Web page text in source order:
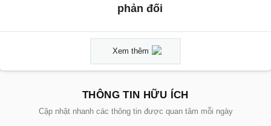
phản đối
Xem thêm
THÔNG TIN HỮU ÍCH
Cập nhật nhanh các thông tin được quan tâm mỗi ngày